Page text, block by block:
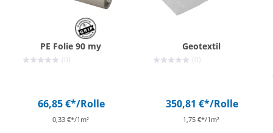
PE Folie 90 my
(0)
66,85 €*/Rolle
0,33 €*/1m²
Geotextil
(0)
350,81 €*/Rolle
1,75 €*/1m²